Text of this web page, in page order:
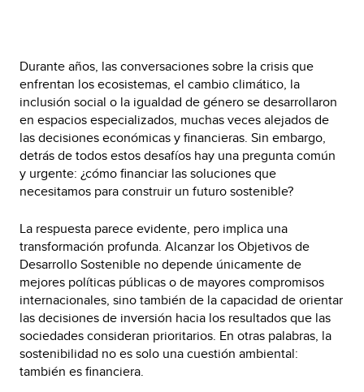
Durante años, las conversaciones sobre la crisis que
enfrentan los ecosistemas, el cambio climático, la
inclusión social o la igualdad de género se desarrollaron
en espacios especializados, muchas veces alejados de
las decisiones económicas y financieras. Sin embargo,
detrás de todos estos desafíos hay una pregunta común
y urgente: ¿cómo financiar las soluciones que
necesitamos para construir un futuro sostenible?
La respuesta parece evidente, pero implica una
transformación profunda. Alcanzar los Objetivos de
Desarrollo Sostenible no depende únicamente de
mejores políticas públicas o de mayores compromisos
internacionales, sino también de la capacidad de orientar
las decisiones de inversión hacia los resultados que las
sociedades consideran prioritarios. En otras palabras, la
sostenibilidad no es solo una cuestión ambiental:
también es financiera.